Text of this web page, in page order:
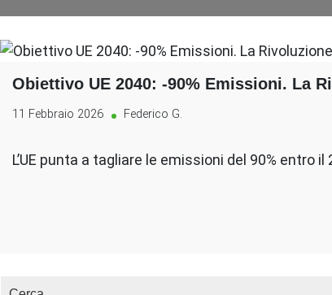
Obiettivo UE 2040: -90% Emissioni. La
11 Febbraio 2026 Federico G.
L’UE punta a tagliare le emissioni del 90%